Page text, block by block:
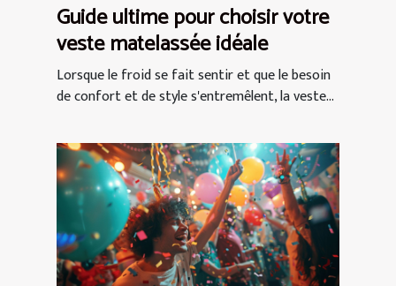
Guide ultime pour choisir votre
veste matelassée idéale
Lorsque le froid se fait sentir et que le besoin
de confort et de style s'entremêlent, la veste...